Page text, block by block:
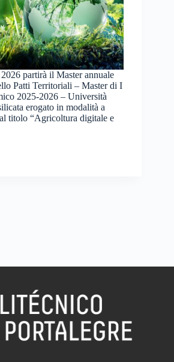
partirà il Master annuale
Patti Territoriali – Master di I
2025-2026 – Università
erogato in modalità a
titolo “Agricoltura digitale e